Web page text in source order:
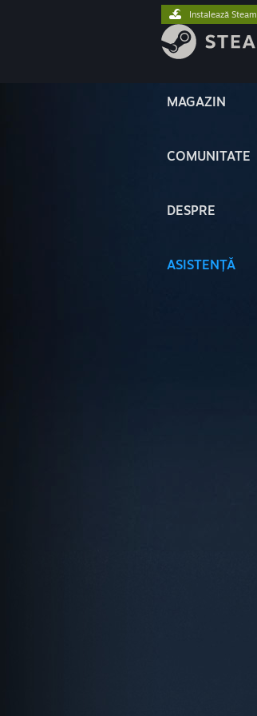
MAGAZIN
COMUNITATE
DESPRE
ASISTENȚĂ
Instalează Steam